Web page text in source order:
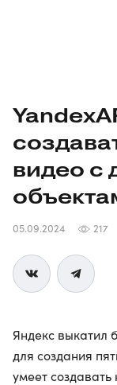
видео с
05.09.2024 217
Яндекс выкатил
для создания
умеет